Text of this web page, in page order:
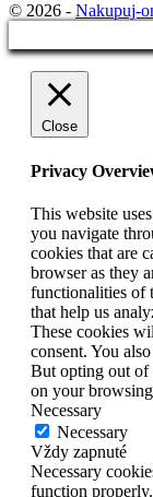
© 2026 - Nakupuj-
Close
Privacy
This website
you navigate
cookies that are
browser as they
functionalities of
that help us
These cookies
consent. You
But opting out of
on your
Necessary
Necessary
Vždy zapnuté
Necessary
function